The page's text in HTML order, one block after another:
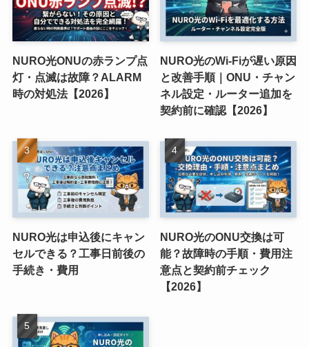
NURO光ONUの赤ランプ点
灯・点滅は故障？ALARM
時の対処法【2026】
NURO光のWi-Fiが遅い原因
と改善手順｜ONU・チャン
ネル設定・ルーター追加を
契約前に確認【2026】
NURO光は申込後にキャン
セルできる？工事日前後の
手続き・費用
NURO光のONU交換は可
能？故障時の手順・費用注
意点と契約前チェック
【2026】